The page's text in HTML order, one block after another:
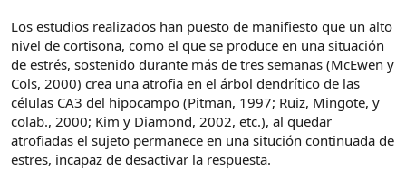
Los estudios realizados han puesto de manifiesto que un alto
nivel de cortisona, como el que se produce en una situación
de estrés, sostenido durante más de tres semanas (McEwen y
Cols, 2000) crea una atrofia en el árbol dendrítico de las
células CA3 del hipocampo (Pitman, 1997; Ruiz, Mingote, y
colab., 2000; Kim y Diamond, 2002, etc.), al quedar
atrofiadas el sujeto permanece en una situción continuada de
estres, incapaz de desactivar la respuesta.